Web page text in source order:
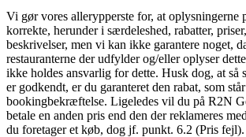
Vi gør vores allerypperste for, at oplysningerne
korrekte, herunder i særdeleshed, rabatter,
beskrivelser, men vi kan ikke garantere noget,
restauranterne der udfylder og/eller oplyser
ikke holdes ansvarlig for dette. Husk dog, at så
er godkendt, er du garanteret den rabat, som
bookingbekræftelse. Ligeledes vil du på R2N
betale en anden pris end den der reklameres
du foretager et køb, dog jf. punkt. 6.2 (Pris fejl).